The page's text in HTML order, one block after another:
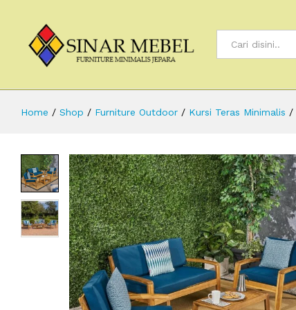
Home / Shop / Furniture Outdoor / Kursi Teras Minimalis /